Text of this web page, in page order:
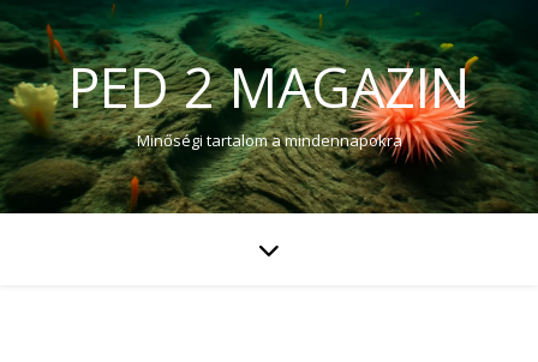
PED 2 MAGAZIN
Minőségi tartalom a mindennapokra